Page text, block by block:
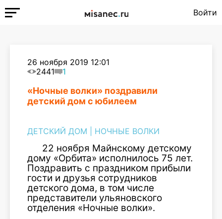
Войти
26 ноября 2019 12:01
2441
1
«Ночные волки» поздравили
детский дом с юбилеем
ДЕТСКИЙ ДОМ НОЧНЫЕ ВОЛКИ
22 ноября Майнскому детскому
дому «Орбита» исполнилось 75 лет.
Поздравить с праздником прибыли
гости и друзья сотрудников
детского дома, в том числе
представители ульяновского
отделения «Ночные волки».